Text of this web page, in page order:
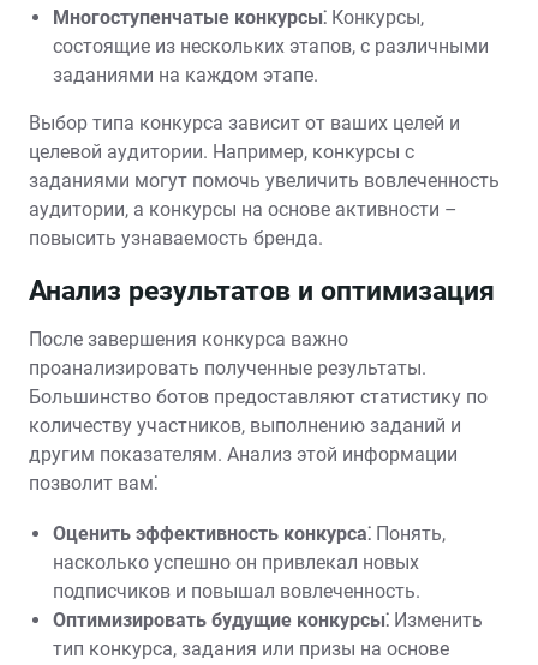
Многоступенчатые конкурсы⁚ Конкурсы,
состоящие из нескольких этапов, с различными
заданиями на каждом этапе.
Выбор типа конкурса зависит от ваших целей и
целевой аудитории. Например, конкурсы с
заданиями могут помочь увеличить вовлеченность
аудитории, а конкурсы на основе активности –
повысить узнаваемость бренда.
Анализ результатов и оптимизация
После завершения конкурса важно
проанализировать полученные результаты.
Большинство ботов предоставляют статистику по
количеству участников, выполнению заданий и
другим показателям. Анализ этой информации
позволит вам⁚
Оценить эффективность конкурса⁚ Понять,
насколько успешно он привлекал новых
подписчиков и повышал вовлеченность.
Оптимизировать будущие конкурсы⁚ Изменить
тип конкурса, задания или призы на основе